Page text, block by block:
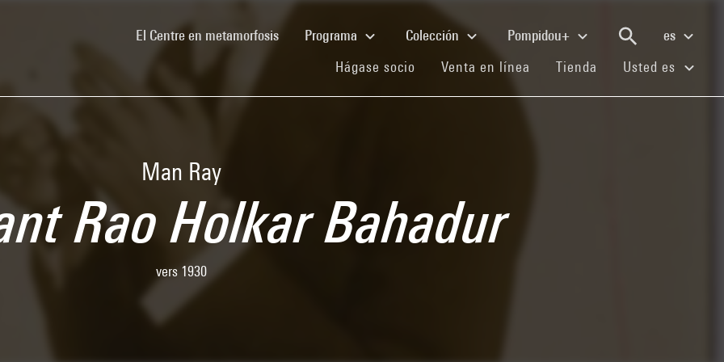
El Centre en metamorfosis(current)Programa Colección Pompidou+
es
Hágase socio (current)
Venta en línea (current)
Tienda (current)
Usted es
Man Ray
Rao Holkar Bahadur
vers 1930